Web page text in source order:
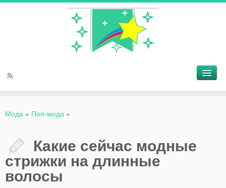
Мода » Поп-мода »
Какие сейчас модные
стрижки на длинные
волосы